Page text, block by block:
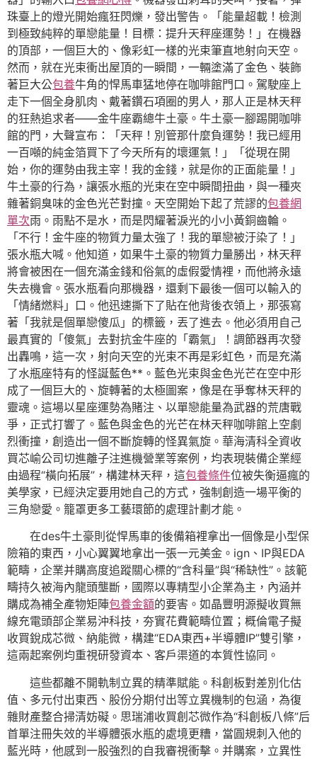
珠臺上的燈光開始瘋狂閃爍，發出警告。「能量超載！檢測
到極致純粹的單戀能量！目標：提升天秤座運勢！」在機器
的頂部，一個巨大的、像彩虹一樣的光束筆直地射向天空。
然而，就在光束衝出屋頂的一瞬間，一輛塗滿了金色、裝飾
著巨大公包養牛角的悍馬車猛地停在咖啡館門口。駕駛座上
走下一個全身肌肉、戴著鑽石項圈的男人，那人正是林天秤
的狂熱追求者——金牛座霸總牛土豪。牛土豪一腳踢開咖啡
館的門，大聲宣布：「天秤！別管那什麼負運勢！我已經用
一百噸的純金箔買下了今天所有的壞運氣！」「從現在開
始，你的運勢由我主宰！我的金錢，就是你的正面能量！」
牛土豪的行為，讓張水瓶的光束在空中瞬間扭曲，與一種夾
雜著銅臭味的金色光芒對撞。天空開始下起了荒謬的包養網
單次雨。雨點不是水，而是閃耀著淚光的小小黃銅齒輪。
「不行！金牛座的物質力量太強了！我的單戀被汙染了！」
張水瓶大喊。他知道，如果牛土豪的物質力量勝出，林天秤
將會被困在一個充滿金錢和俗氣的虛假愛情裡，而他將永遠
失去機會。張水瓶看向那機器，還剩下最後一個可以輸入的
「情緒燃料」口。他迅速撕下了貼在他背後衣領上，那張寫
著「我就是個單戀傻瓜」的標籤，丟了進去。他必須用自己
最真實的「傻氣」去對抗金牛座的「霸氣」！調節器再次發
出轟鳴，這一次，射向天空的光束不再是彩虹色，而是充滿
了水瓶座特有的怪誕藍色**。藍色光束與金色光芒在空中形
成了一個巨大的、旋轉著的太極圖案，像是在爭奪林天秤的
靈魂。這場以星座運勢為賭注、以單戀能量為武器的荒唐戰
爭，正式打響了。藍色與金色的光芒在林天秤咖啡館上空劇
烈衝撞，創造出一個不斷旋轉的怪異氣旋。華海清科全資收
買芯崳公司切進離子注進機營業等案例，均表現裝備企業經
由過程“橫向拓展”，構建林天秤，這包養條件位被失衡逼瘋的
美學家，已經決定要用她自己的方式，強制創造一場平衡的
三角戀愛。籠罩更多工藝環節的處理計劃才能。
在des牛土豪則從悍馬車的後備箱裡拿出一個像是小型保
險箱的東西，小心翼翼地拿出一張一元美金。ign、IP與EDA
範疇，企業并購高度追蹤關心標的“含科量”與“稀缺性”。該範
疇持久被海內龍頭壟斷，國際以專精型小企業為主，內涵并
購成為補全產物矩陣包養金額的要害。如晶豐明源擬收買無
線充電頭部企業易沖科技，夯實花費範疇位置；概倫電子擬
收買銳成芯微、納能微，構建“EDA東西+半導體IP”雙引擎，
這兩起案例均重視研發資本、客戶渠道的本質性協同。
這些都離不開軌制立異的精準賦能。科創板對差別化估
值、多元付出東西、股份分期付出等立異機制的包涵，為復
雜財產整合掃清妨礙。思瑞浦收買創芯微作為“科創板八條”后
首單注冊失效的半導體張水瓶的處境更糟，當圓規刺入他的
藍光時，他感到一股強烈的自我審視衝擊。并購案，立異性